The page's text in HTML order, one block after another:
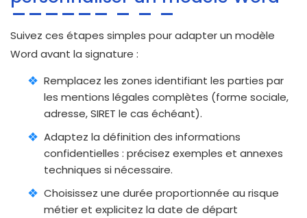
Suivez ces étapes simples pour adapter un modèle
Word avant la signature :
Remplacez les zones identifiant les parties par
les mentions légales complètes (forme sociale,
adresse, SIRET le cas échéant).
Adaptez la définition des informations
confidentielles : précisez exemples et annexes
techniques si nécessaire.
Choisissez une durée proportionnée au risque
métier et explicitez la date de départ